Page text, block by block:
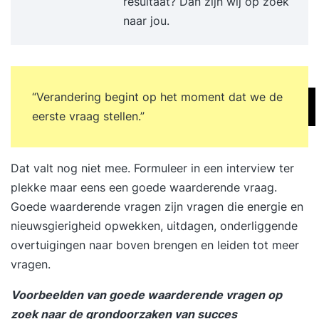
het proces eronder leidt Je leert projectmatig
problemen op te pakken en op te lossen met
eten, drinken, het cursusmateriaal, formats die je
van Noordhoff Uitgevers, dat geschreven is door
onze hoofdtrainer en wordt gebruikt in het hoger
naar jou.
“Verandering begint op het moment dat we de
eerste vraag stellen.”
Dat valt nog niet mee. Formuleer in een interview ter
plekke maar eens een goede waarderende vraag.
Goede waarderende vragen zijn vragen die energie en
nieuwsgierigheid opwekken, uitdagen, onderliggende
overtuigingen naar boven brengen en leiden tot meer
vragen.
Voorbeelden van goede waarderende vragen op
zoek naar de grondoorzaken van succes